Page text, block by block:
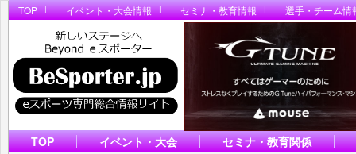
TOP イベント・大会情報 セミナ・教育情報 選手・チーム情
TOP イベント・大会
セミナ・教育関係